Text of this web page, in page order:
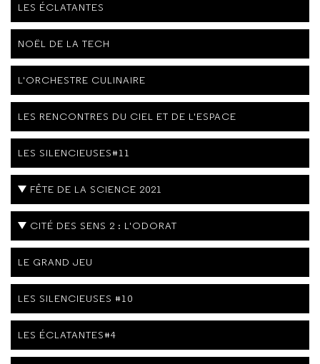
LES ÉCLATANTES
NOËL DE LA TECH
L'ORCHESTRE CULINAIRE
LES RENCONTRES DU CIEL ET DE L'ESPACE
LES SILENCIEUSES#11
FÊTE DE LA SCIENCE 2021
CITÉ DES SENS 2 : L'ODORAT
LE GRAND JEU
LES SILENCIEUSES #10
LES ÉCLATANTES#4